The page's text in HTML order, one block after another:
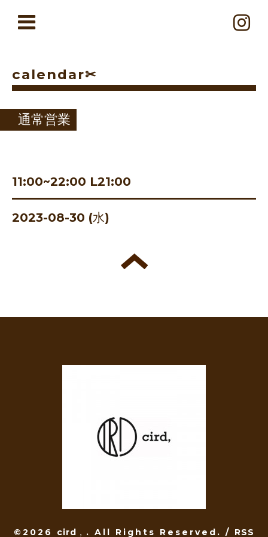
calendar✂︎
通常営業
11:00~22:00 L21:00
2023-08-30 (水)
©2026 cird， . All Rights Reserved. / RSS